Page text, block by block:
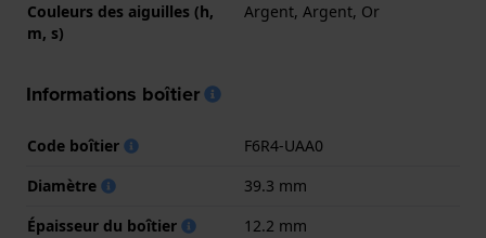
Couleurs des aiguilles (h,
m, s)
Argent, Argent, Or
Informations boîtier
Code boîtier
F6R4-UAA0
Diamètre
39.3 mm
Épaisseur du boîtier
12.2 mm